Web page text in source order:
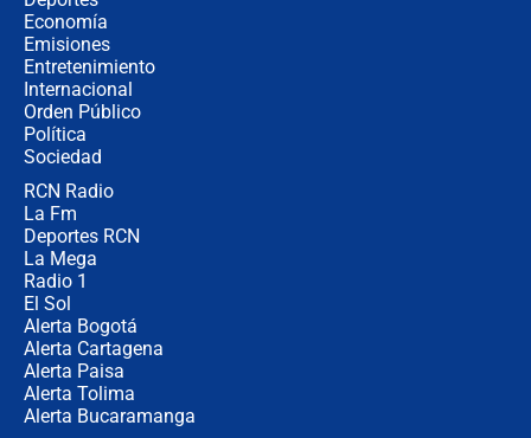
Economía
Emisiones
Entretenimiento
Internacional
Orden Público
Política
Sociedad
RCN Radio
La Fm
Deportes RCN
La Mega
Radio 1
El Sol
Alerta Bogotá
Alerta Cartagena
Alerta Paisa
Alerta Tolima
Alerta Bucaramanga